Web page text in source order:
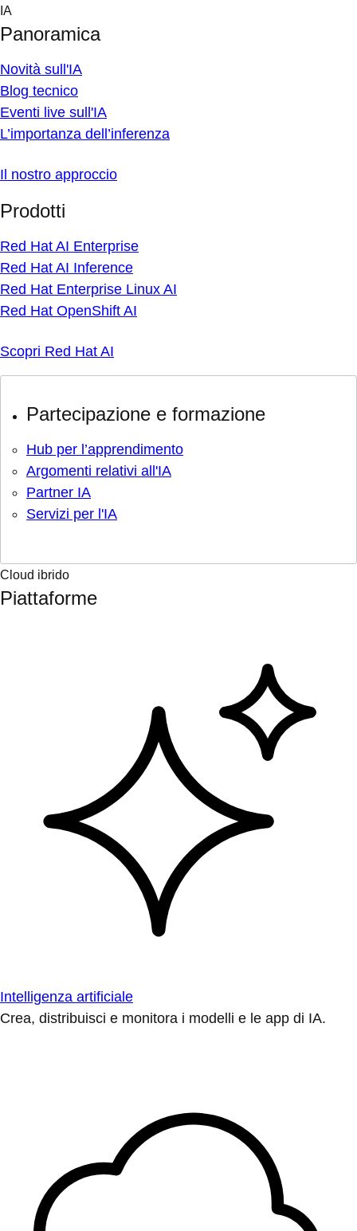
Skip
content
IA
Panoramica
Novità sull'IA
Blog tecnico
Eventi live sull'IA
L’importanza dell’inferenza
Il nostro approccio
Prodotti
Red Hat AI Enterprise
Red Hat AI Inference
Red Hat Enterprise Linux AI
Red Hat OpenShift AI
Scopri Red Hat AI
Partecipazione e formazione
Hub per l’apprendimento
Argomenti relativi all'IA
Partner IA
Servizi per l'IA
Cloud ibrido
Piattaforme
Intelligenza artificiale
Crea, distribuisci e monitora i modelli e le app di IA.